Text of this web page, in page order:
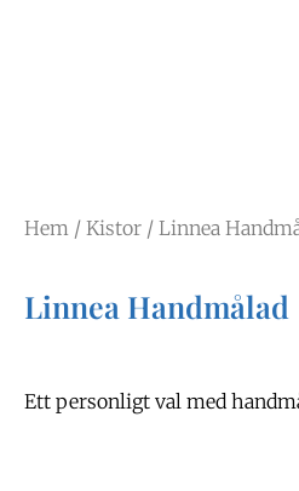
Hem / Kistor / Linnea
Linnea Handmålad
Ett personligt val med